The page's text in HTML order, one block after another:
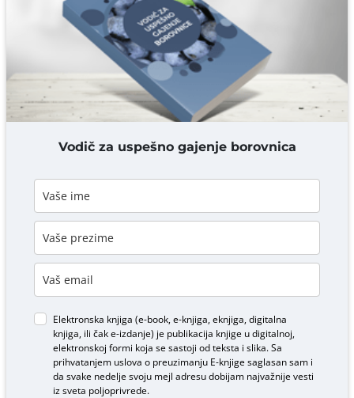
Komentar* obavezno
DODAJ KOMENTAR
Vodič za uspešno gajenje borovnica
Elektronska knjiga (e-book, e-knjiga, eknjiga, digitalna
knjiga, ili čak e-izdanje) je publikacija knjige u digitalnoj,
elektronskoj formi koja se sastoji od teksta i slika. Sa
prihvatanjem uslova o preuzimanju E-knjigesaglasan sam i
da svake nedelje svoju mejl adresu dobijam najvažnije vesti
iz sveta poljoprivrede.